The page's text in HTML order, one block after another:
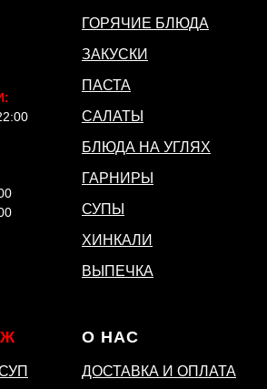
ГОРЯЧИЕ БЛЮДА
ЗАКУСКИ
ПАСТА
САЛАТЫ
БЛЮДА НА УГЛЯХ
ГАРНИРЫ
СУПЫ
ХИНКАЛИ
ВЫПЕЧКА
О НАС
ДОСТАВКА И ОПЛАТА